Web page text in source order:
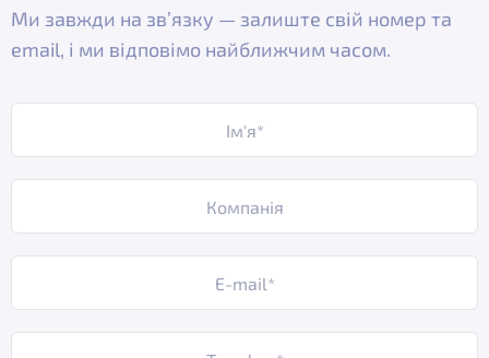
Ми завжди на зв’язку — залиште свій номер та
email, і ми відповімо найближчим часом.